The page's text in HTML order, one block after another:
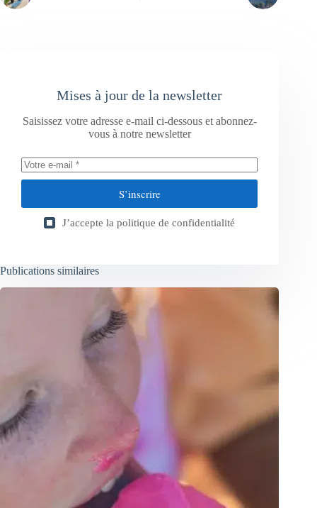
Mises à jour de la newsletter
Saisissez votre adresse e-mail ci-dessous et abonnez-
vous à notre newsletter
S’inscrire
J’accepte la politique de confidentialité
Publications similaires